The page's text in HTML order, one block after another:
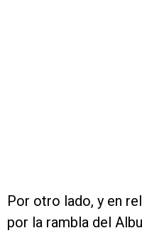
Por otro lado, y en
por la rambla del